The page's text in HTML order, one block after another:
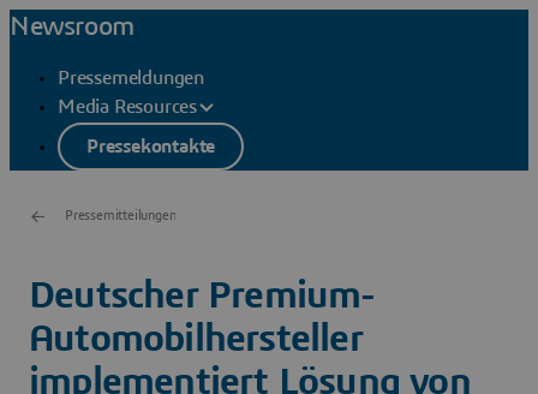
Newsroom
Pressemeldungen
Media Resources
Pressekontakte
Pressemitteilungen
Deutscher Premium-
Automobilhersteller
implementiert Lösung von